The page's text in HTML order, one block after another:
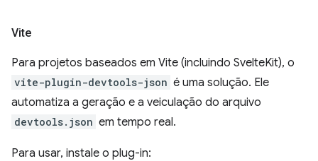
Vite
Para projetos baseados em Vite (incluindo SvelteKit), o
vite-plugin-devtools-json é uma solução. Ele
automatiza a geração e a veiculação do arquivo
devtools.json em tempo real.
Para usar, instale o plug-in: